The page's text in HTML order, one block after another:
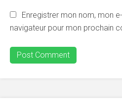
Enregistrer mon nom, mon
navigateur pour mon prochain